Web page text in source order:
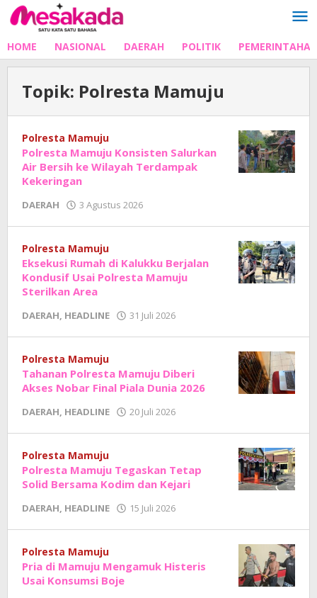
Lewati
ke
HOME NASIONAL DAERAH POLITIK
Topik: Polresta Mamuju
Polresta Mamuju
Polresta Mamuju Konsisten Salurkan
Air Bersih ke Wilayah Terdampak
Kekeringan
DAERAH 3 Agustus 2026
Junaedi
Polresta Mamuju
Eksekusi Rumah di Kalukku Berjalan
Kondusif Usai Polresta Mamuju
Sterilkan Area
DAERAH, HEADLINE 31 Juli 2026
Junaedi
Polresta Mamuju
Tahanan Polresta Mamuju Diberi
Akses Nobar Final Piala Dunia 2026
DAERAH, HEADLINE 20 Juli 2026
Junaedi
Polresta Mamuju
Polresta Mamuju Tegaskan Tetap
Solid Bersama Kodim dan Kejari
DAERAH, HEADLINE 15 Juli 2026
Junaedi
Polresta Mamuju
Pria di Mamuju Mengamuk Histeris
Usai Konsumsi Boje